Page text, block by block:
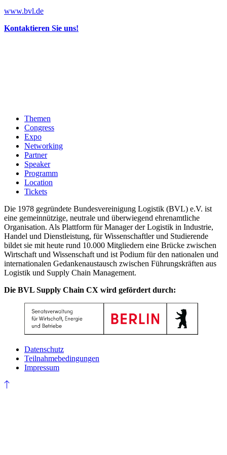
www.bvl.de
Kontaktieren Sie uns!
Themen
Congress
Expo
Networking
Partner
Speaker
Programm
Location
Tickets
Die 1978 gegründete Bundesvereinigung Logistik (BVL) e.V. ist
eine gemeinnützige, neutrale und überwiegend ehrenamtliche
Organisation. Als Plattform für Manager der Logistik in Industrie,
Handel und Dienstleistung, für Wissenschaftler und Studierende
bildet sie mit heute rund 10.000 Mitgliedern eine Brücke zwischen
Wirtschaft und Wissenschaft und ist Podium für den nationalen und
internationalen Gedankenaustausch zwischen Führungskräften aus
Logistik und Supply Chain Management.
Die BVL Supply Chain CX wird gefördert durch:
Datenschutz
Teilnahmebedingungen
Impressum